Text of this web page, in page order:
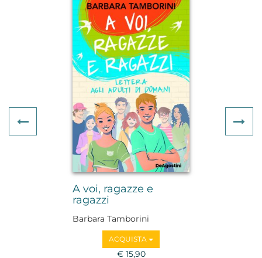
A voi, ragazze e
ragazzi
Barbara Tamborini
ACQUISTA
€ 15,90
Previous